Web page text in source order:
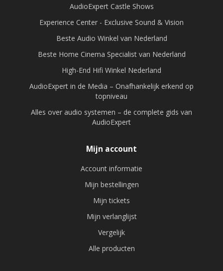
AudioExpert Castle Shows
Experience Center - Exclusive Sound & Vision
Beste Audio Winkel van Nederland
Beste Home Cinema Specialist van Nederland
High-End Hifi Winkel Nederland
AudioExpert in de Media – Onafhankelijk erkend op
topniveau
Alles over audio systemen – de complete gids van
AudioExpert
Mijn account
Account informatie
Mijn bestellingen
Mijn tickets
Mijn verlanglijst
Vergelijk
Alle producten